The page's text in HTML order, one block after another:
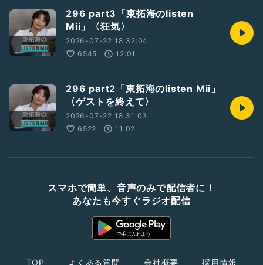
296 part3「東拓海のlisten
Mii」〈狂気〉
2026-07-22 18:32:04
6545
12:01
296 part2「東拓海のlisten Mii」
〈ゲストを終えて〉
2026-07-22 18:31:03
6522
11:02
スマホで簡単、音声のみで配信者に！
あなたも今すぐラジオ配信
TOP よくある質問 会社概要 採用情報